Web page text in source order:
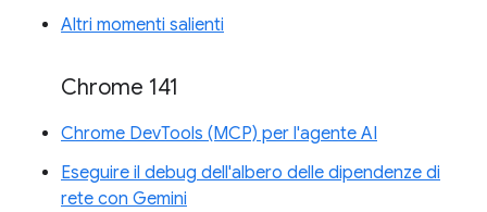
Altri momenti salienti
Chrome 141
Chrome DevTools (MCP) per l'agente AI
Eseguire il debug dell'albero delle dipendenze di
rete con Gemini